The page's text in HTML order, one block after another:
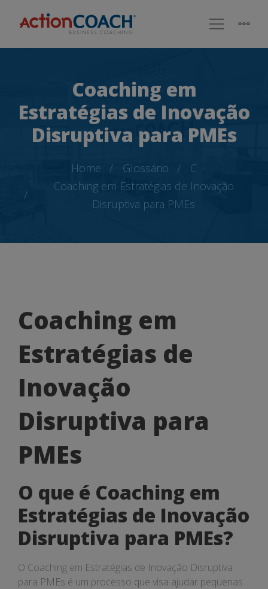
Coaching em
Estratégias de Inovação
Disruptiva para PMEs
Home Glossário
C
Coaching em Estratégias de Inovação
Disruptiva para PMEs
Coaching
em
Estratégias
de
Inovação
Disruptiva
para
Coaching em
Estratégias de
Inovação
Disruptiva para
PMEs
O que é Coaching em
Estratégias de Inovação
Disruptiva para PMEs?
O Coaching em Estratégias de Inovação Disruptiva
para PMEs é um processo que visa ajudar pequenas